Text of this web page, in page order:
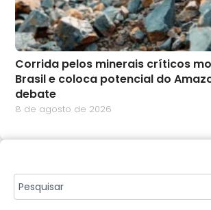
Corrida pelos minerais críticos
Brasil e coloca potencial do
debate
8 de agosto de 2026